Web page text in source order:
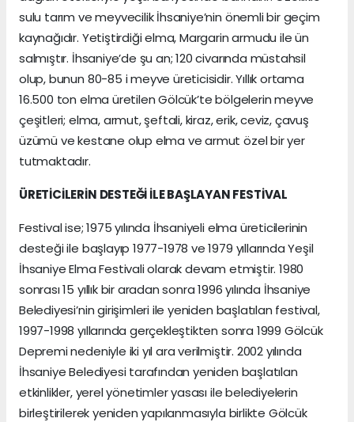
sulu tarım ve meyvecilik İhsaniye’nin önemli bir geçim
kaynağıdır. Yetiştirdiği elma, Margarin armudu ile ün
salmıştır. İhsaniye’de şu an; 120 civarında müstahsil
olup, bunun 80-85 i meyve üreticisidir. Yıllık ortama
16.500 ton elma üretilen Gölcük’te bölgelerin meyve
çeşitleri; elma, armut, şeftali, kiraz, erik, ceviz, çavuş
üzümü ve kestane olup elma ve armut özel bir yer
tutmaktadır.
ÜRETİCİLERİN DESTEĞİ İLE BAŞLAYAN FESTİVAL
Festival ise; 1975 yılında İhsaniyeli elma üreticilerinin
desteği ile başlayıp 1977-1978 ve 1979 yıllarında Yeşil
İhsaniye Elma Festivali olarak devam etmiştir. 1980
sonrası 15 yıllık bir aradan sonra 1996 yılında İhsaniye
Belediyesi’nin girişimleri ile yeniden başlatılan festival,
1997-1998 yıllarında gerçekleştikten sonra 1999 Gölcük
Depremi nedeniyle iki yıl ara verilmiştir. 2002 yılında
İhsaniye Belediyesi tarafından yeniden başlatılan
etkinlikler, yerel yönetimler yasası ile belediyelerin
birleştirilerek yeniden yapılanmasıyla birlikte Gölcük